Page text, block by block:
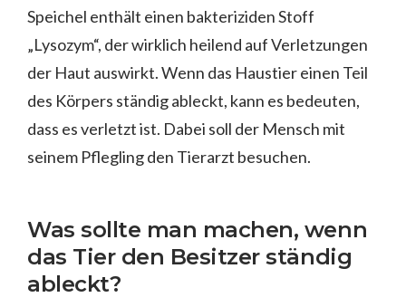
Speichel enthält einen bakteriziden Stoff
„Lysozym“, der wirklich heilend auf Verletzungen
der Haut auswirkt. Wenn das Haustier einen Teil
des Körpers ständig ableckt, kann es bedeuten,
dass es verletzt ist. Dabei soll der Mensch mit
seinem Pflegling den Tierarzt besuchen.
Was sollte man machen, wenn
das Tier den Besitzer ständig
ableckt?